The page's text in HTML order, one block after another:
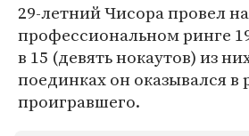
29-летний Чисора провел на
профессиональном ринге
в 15 (девять нокаутов) из
поединках он оказывался в
проигравшего.